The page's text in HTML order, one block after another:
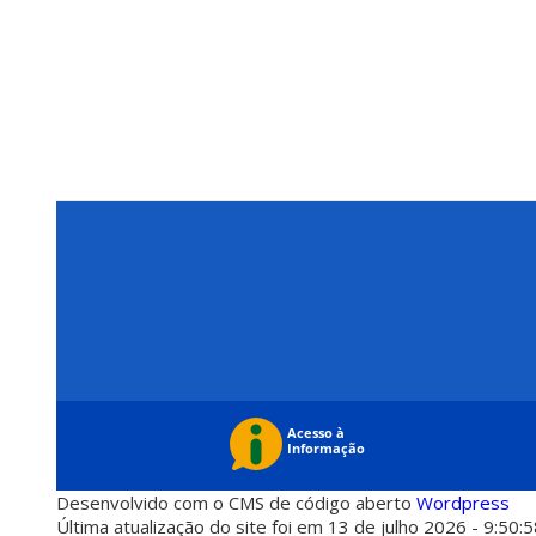
Desenvolvido com o CMS de código aberto Wordpress
Última atualização do site foi em 13 de julho 2026 -